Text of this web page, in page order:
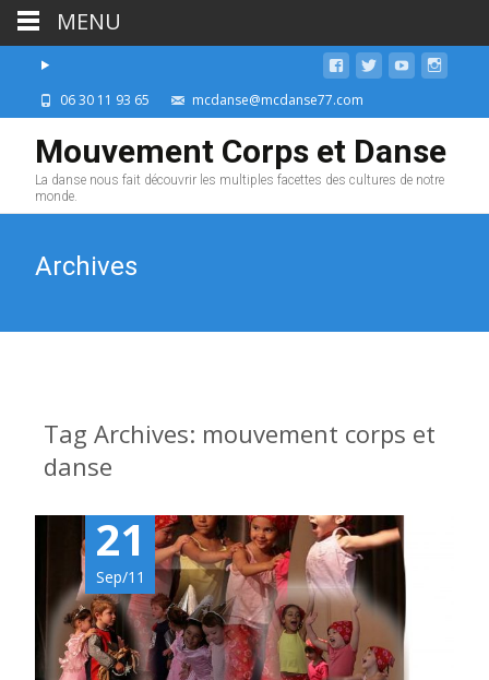
06 30 11 93 65 mcdanse@mcdanse77.com
Mouvement Corps et Danse
La danse nous fait découvrir les multiples facettes des cultures de notre
monde.
Archives
Tag Archives: mouvement corps et
danse
21
Sep/11
MENU